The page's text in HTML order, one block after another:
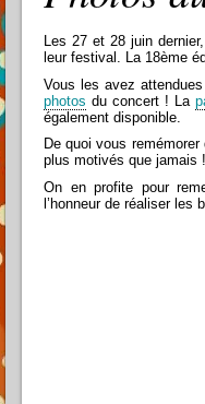
Les 27 et 28 juin
leur festival. La 18ème
Vous les avez
photos du concert ! La
également disponible.
De quoi vous
plus motivés que jamais
On en profite pour
l’honneur de réaliser les